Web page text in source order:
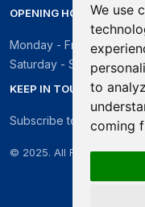
We use
to
coming
OPENING HOURS
Monday - Friday: 09:00 -
Saturday - Sunday:
KEEP IN TOUCH
Subscribe to our
© 2025. All Rights